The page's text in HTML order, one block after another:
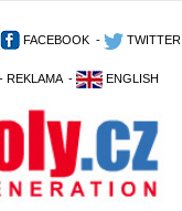
FACEBOOK - TWITTER
- REKLAMA - ENGLISH